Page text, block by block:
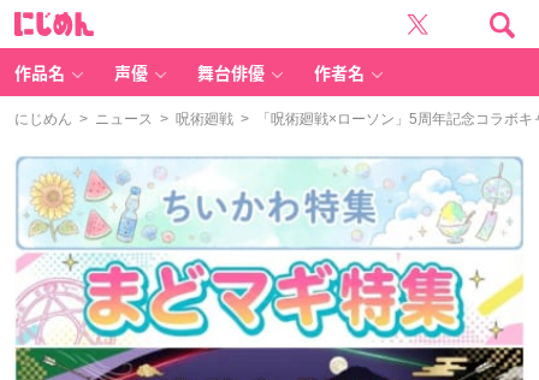
作品名 声優 舞台俳優 作者名
にじめん > ニュース > 呪術廻戦 > 「呪術廻戦×ローソン」5周年記念コラボ